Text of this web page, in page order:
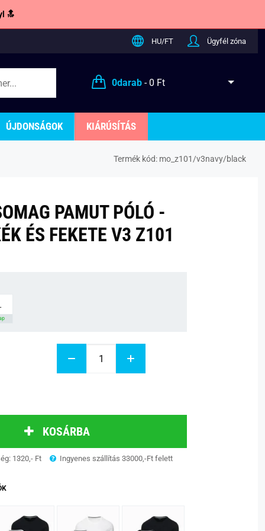
🔝
HU/FT Ügyfél zóna
0darab- 0 Ft
ÚJDONSÁGOK KIÁRÚSÍTÁS
Termék kód: mo_z101/v3navy/black
PAMUT PÓLÓ -
ÉS FEKETE V3 Z101
KOSÁRBA
1320,- Ft Ingyenes szállítás 33000,-Ft felett